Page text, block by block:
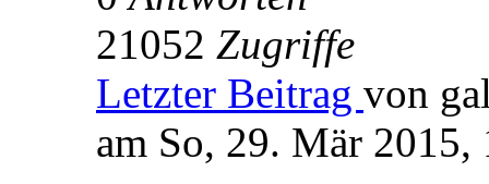
21052 Zugriffe
Letzter Beitrag von
am So, 29. Mär 2015,